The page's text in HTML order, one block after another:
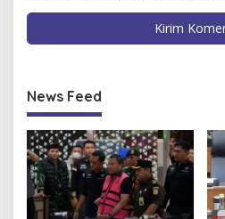
News Feed